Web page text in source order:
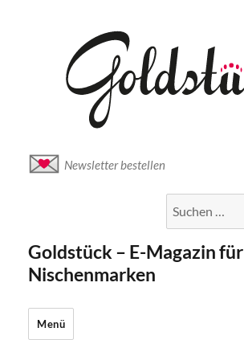
Newsletter bestellen
nach:
Goldstück – E-Magazin für
Nischenmarken
Menü